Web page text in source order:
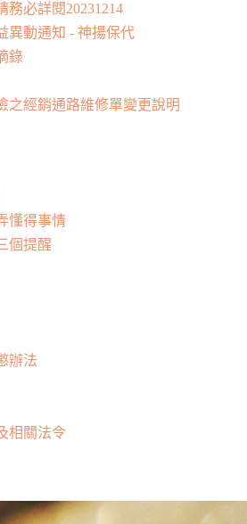
務必詳閱20231214
異動通知 - 神揚保代
錄
之經銷通路維修單變更說明
懂得事情
個提醒
辦法
相關法令